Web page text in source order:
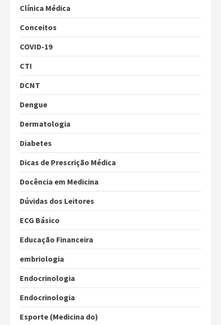
Clínica Médica
Conceitos
COVID-19
CTI
DCNT
Dengue
Dermatologia
Diabetes
Dicas de Prescrição Médica
Docência em Medicina
Dúvidas dos Leitores
ECG Básico
Educação Financeira
embriologia
Endocrinologia
Endocrinologia
Esporte (Medicina do)